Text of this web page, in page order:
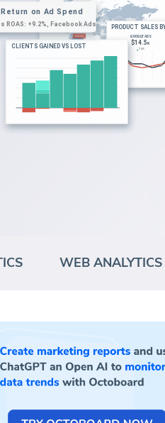
WEB ANALYTICS